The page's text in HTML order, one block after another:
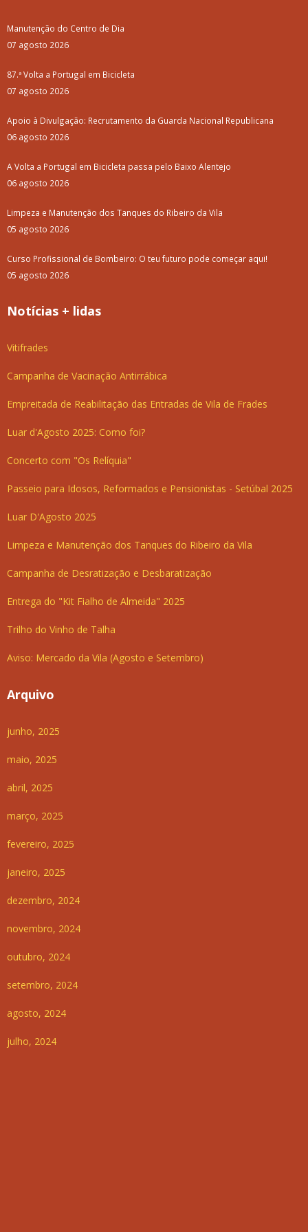
Manutenção do Centro de Dia
07 agosto 2026
87.ª Volta a Portugal em Bicicleta
07 agosto 2026
Apoio à Divulgação: Recrutamento da Guarda Nacional Republicana
06 agosto 2026
A Volta a Portugal em Bicicleta passa pelo Baixo Alentejo
06 agosto 2026
Limpeza e Manutenção dos Tanques do Ribeiro da Vila
05 agosto 2026
Curso Profissional de Bombeiro: O teu futuro pode começar aqui!
05 agosto 2026
Notícias + lidas
Vitifrades
Campanha de Vacinação Antirrábica
Empreitada de Reabilitação das Entradas de Vila de Frades
Luar d'Agosto 2025: Como foi?
Concerto com "Os Relíquia"
Passeio para Idosos, Reformados e Pensionistas - Setúbal 2025
Luar D'Agosto 2025
Limpeza e Manutenção dos Tanques do Ribeiro da Vila
Campanha de Desratização e Desbaratização
Entrega do "Kit Fialho de Almeida" 2025
Trilho do Vinho de Talha
Aviso: Mercado da Vila (Agosto e Setembro)
Arquivo
junho, 2025
maio, 2025
abril, 2025
março, 2025
fevereiro, 2025
janeiro, 2025
dezembro, 2024
novembro, 2024
outubro, 2024
setembro, 2024
agosto, 2024
julho, 2024